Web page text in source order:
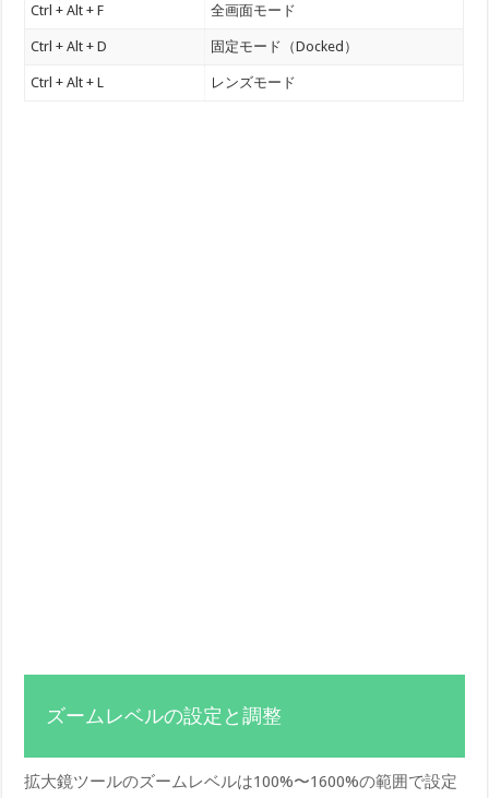
Ctrl + Alt + F 全画面モード
Ctrl + Alt + D 固定モード（Docked）
Ctrl + Alt + L レンズモード
ズームレベルの設定と調整
拡大鏡ツールのズームレベルは100%〜1600%の範囲で設定